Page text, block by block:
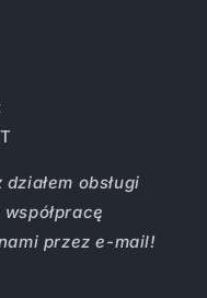
obsługi
przez e-mail!